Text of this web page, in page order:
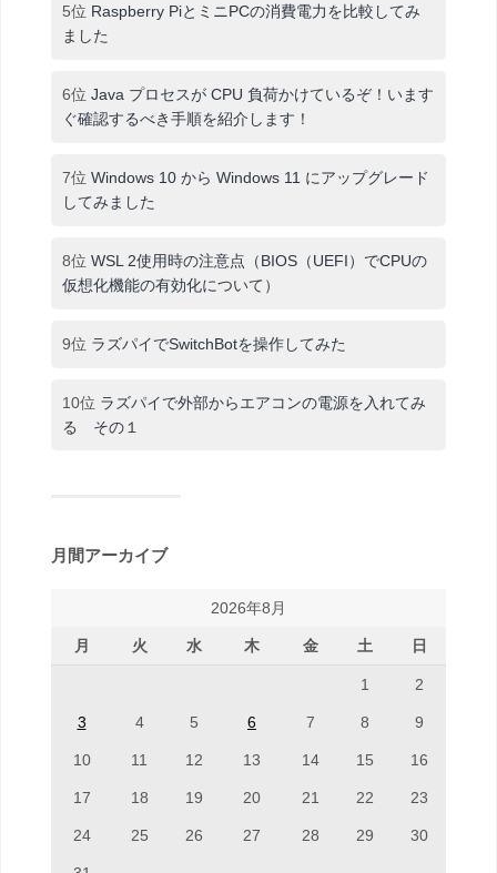
5位 Raspberry PiとミニPCの消費電力を比較してみ
ました
6位 Java プロセスが CPU 負荷かけているぞ！います
ぐ確認するべき手順を紹介します！
7位 Windows 10 から Windows 11 にアップグレード
してみました
8位 WSL 2使用時の注意点（BIOS（UEFI）でCPUの
仮想化機能の有効化について）
9位 ラズパイでSwitchBotを操作してみた
10位 ラズパイで外部からエアコンの電源を入れてみ
る その１
月間アーカイブ
2026年8月
月 火 水 木 金 土 日
1 2
3 4 5 6 7 8 9
10 11 12 13 14 15 16
17 18 19 20 21 22 23
24 25 26 27 28 29 30